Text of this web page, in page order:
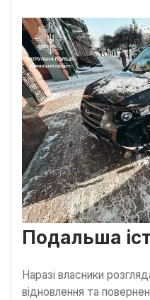
Подальша
Наразі власники
відновлення та